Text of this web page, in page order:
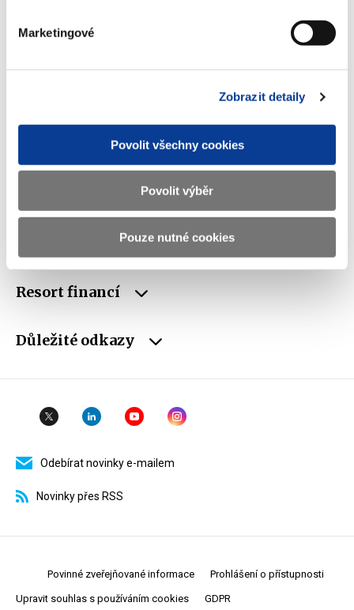
Marketingové
Zobrazit detaily
Povolit všechny cookies
Povolit výběr
Pouze nutné cookies
CZ00006947
ID Datové
xzeaauv
Weby ministerstva
Resort financí
Důležité odkazy
Odebírat novinky e-mailem
Novinky přes RSS
Povinné zveřejňované informace Prohlášení o přístupnosti
Upravit souhlas s používáním cookies GDPR